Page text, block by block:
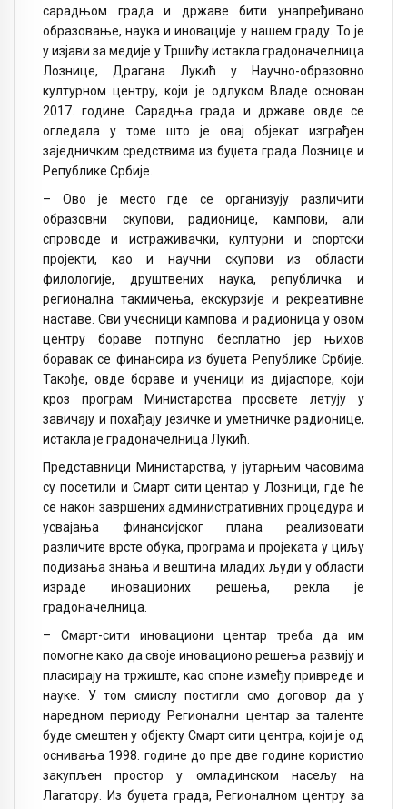
сарадњом града и државе бити унапређивано
образовање, наука и иновације у нашем граду. То је
у изјави за медије у Тршићу истакла градоначелница
Лознице, Драгана Лукић у Научно-образовно
културном центру, који је одлуком Владе основан
2017. године. Сарадња града и државе овде се
огледала у томе што је овај објекат изграђен
заједничким средствима из буџета града Лознице и
Републике Србије.
– Ово је место где се организују различити
образовни скупови, радионице, кампови, али
спроводе и истраживачки, културни и спортски
пројекти, као и научни скупови из области
филологије, друштвених наука, републичка и
регионална такмичења, екскурзије и рекреативне
наставе. Сви учесници кампова и радионица у овом
центру бораве потпуно бесплатно јер њихов
боравак се финансира из буџета Републике Србије.
Такође, овде бораве и ученици из дијаспоре, који
кроз програм Министарства просвете летују у
завичају и похађају језичке и уметничке радионице,
истакла је градоначелница Лукић.
Представници Министарства, у јутарњим часовима
су посетили и Смарт сити центар у Лозници, где ће
се након завршених административних процедура и
усвајања финансијског плана реализовати
различите врсте обука, програма и пројеката у циљу
подизања знања и вештина младих људи у области
израде иновационих решења, рекла је
градоначелница.
– Смарт-сити иновациони центар треба да им
помогне како да своје иновационо решења развију и
пласирају на тржиште, као споне између привреде и
науке. У том смислу постигли смо договор да у
наредном периоду Регионални центар за таленте
буде смештен у објекту Смарт сити центра, који је од
оснивања 1998. године до пре две године користио
закупљен простор у омладинском насељу на
Лагатору. Из буџета града, Регионалном центру за